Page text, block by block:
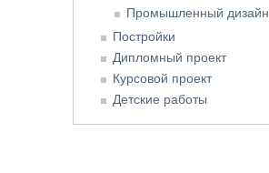
Промышленный дизайн
Постройки
Дипломный проект
Курсовой проект
Детские работы